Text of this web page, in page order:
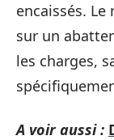
encaissés.
sur un
les charges,
A voir aussi :